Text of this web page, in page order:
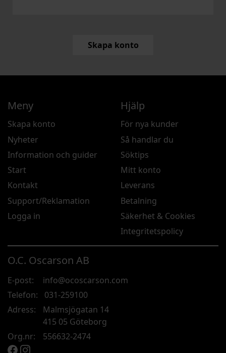
Skapa konto
O.C. Oscarson AB
E-post:
info@ocoscarson.com
Telefon:
031-259100
Adress:
Malmsjögatan 14
415 05 Göteborg
Org.nr:
556632-2474
Meny
Skapa konto
Nyheter
Information och guider
Start
Kontakt
Support/Reklamation
Logga in
Hjälp
För nya kunder
Så handlar du
Söktips
Mitt konto
Leverans
Betalning
Säkerhet & Cookies
Integritetspolicy